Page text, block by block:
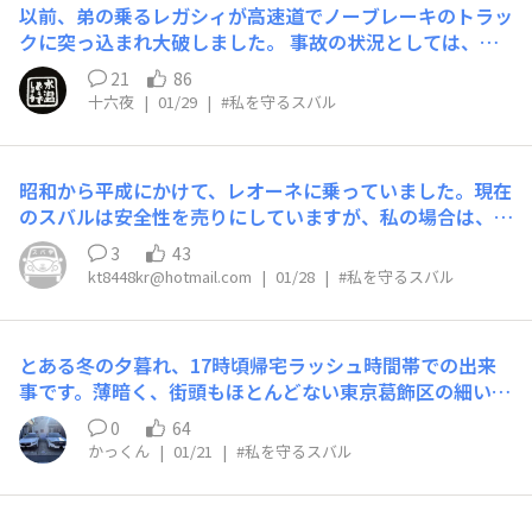
スバルの安全性がしっかり考えられたボディのおかげで大
きな怪我はなく、まずは事故処理と自分の病院を優先する
ことに。そして帰宅後すぐに愛犬をやっと病院に連れてい
けました。痙攣が老いから来るものですぐ生命に関わるも
員に見守られて虹の橋を渡りました。もしこの事故で大怪
我をしていたら、果てはそれ以上の結果だったら…自分の
心の支えで理解者であった愛犬を看取ることができなかっ
たでしょう。スバルの安全設計のこだわりはXVの購入時
に最重要視していたので、こういった結果でしたが安全性
の高さを実感しました。 愛車はキチンと直してもらい今
らこれからも！走り続けます
以前、弟の乗るレガシィが高速道でノーブレーキのトラッ
クに突っ込まれ大破しました。 事故の状況としては、渋
滞の最後尾に止まったところに後ろのトラックが突っ込ん
できて、前のトラックの下に完全に潜り込んでしまったの
でした。 弟は奇跡的に助かり今も元気です。 後日、現場
検証に当たったベテラン警察官から「何件もこんな事故現
だ」と言われました。 そして、あえて言うなら車がスバ
ルのレガシィだから助かったと。 他のメーカーだった
ら、まず助からなかっただろうと。 明言は避けてました
が、どこか特定のメーカーがダメ、というのではなく、ス
ル車って、やっぱり安全性が高いんですね。 いつだった
かの笹子トンネル崩落事故でも、落石に巻き込まれながら
も現場から走って逃げられたのはインプレッサだけでした
し。 レガシィだったから助かったのかどうか、実際のと
ころは分かりませんが、病院に駆け付けてドクターから最
初の所見を聞いたとき、弟は首の第一頚骨、第五頚骨、第
21 86
十六夜 | 01/29 | #私を守るスバル
昭和から平成にかけて、レオーネに乗っていました。現在
のスバルは安全性を売りにしていますが、私の場合は、命
の危険を体験したので、報告します。８月お盆前後、東北
道を走っていました。電圧計がついていたのですが、次第
に電圧が下がり、ヘッドライトが明らかに暗くなってきま
した。夜間で交通量も非常に多く、停車すれば明らかに事
走行、何とか次のインターまで走り抜けました。料金所で
エンストしました。間一髪でした。
3 43
kt8448kr@hotmail.com | 01/28 | #私を守るスバル
とある冬の夕暮れ、17時頃帰宅ラッシュ時間帯での出来
事です。薄暗く、街頭もほとんどない東京葛飾区の細い道
を規制速度30km/hで走ってました。 対向車線からバスが
来て、ちょうどバス停に止まりました。止まってるバスの
横を通り過ぎるわけですが、道幅もバスのすれ違いでギリ
ギリくらい狭く、バスの後ろに続く車列のライトも眩しく
0 64
かっくん | 01/21 | #私を守るスバル